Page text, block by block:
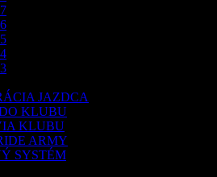
JAZDCA
KLUBU
KLUBU
ARMY
SYSTÉM